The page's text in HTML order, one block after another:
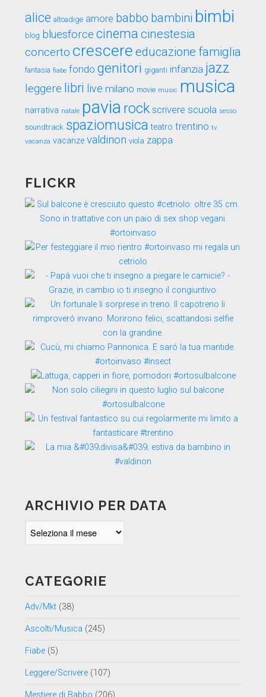
alice altoadige amore babbo bambini bimbi
blog bluesforce cinema cinestesia
concerto crescere educazione famiglia
fantasia fiabe fondo genitori giganti infanzia jazz
leggere libri live milano movie music musica
narrativa natale pavia rock scrivere scuola sesso
soundtrack spaziomusica teatro trentino tv
vacanza vacanze valdinon viola zappa
FLICKR
ARCHIVIO PER DATA
CATEGORIE
Adv/Mkt(38)
Ascolti/Musica (245)
Fiabe(5)
Leggere/Scrivere(107)
Mestiere di Babbo (206)